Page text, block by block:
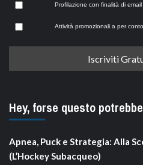
Profilazione con finalità di email
Attività promozionali a per conto
Hey, forse questo
Apnea, Puck e Strategia: Alla
(L’Hockey Subacqueo)